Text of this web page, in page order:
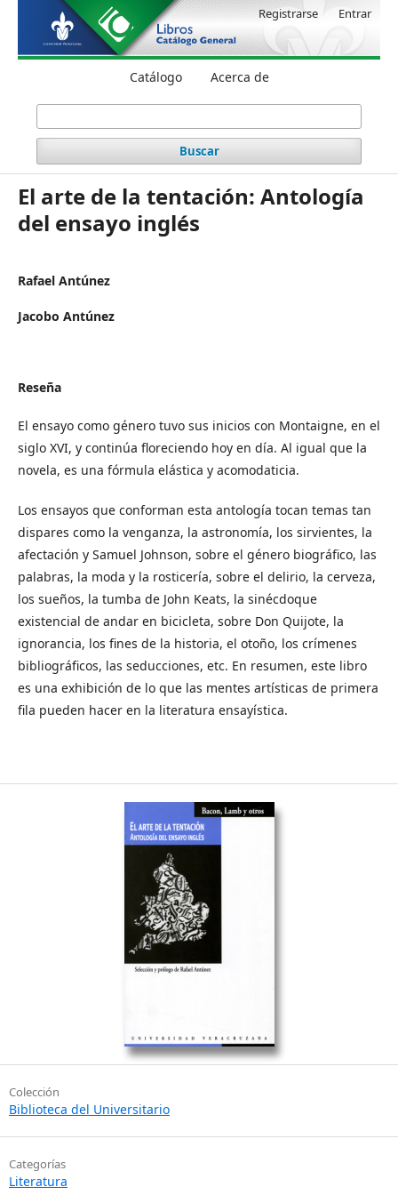
Catálogo Acerca de
Buscar
Registrarse Entrar
El arte de la tentación: Antología
del ensayo inglés
Rafael Antúnez
Jacobo Antúnez
Reseña
El ensayo como género tuvo sus inicios con Montaigne, en el
siglo XVI, y continúa floreciendo hoy en día. Al igual que la
novela, es una fórmula elástica y acomodaticia.
Los ensayos que conforman esta antología tocan temas tan
dispares como la venganza, la astronomía, los sirvientes, la
afectación y Samuel Johnson, sobre el género biográfico, las
palabras, la moda y la rosticería, sobre el delirio, la cerveza,
los sueños, la tumba de John Keats, la sinécdoque
existencial de andar en bicicleta, sobre Don Quijote, la
ignorancia, los fines de la historia, el otoño, los crímenes
bibliográficos, las seducciones, etc. En resumen, este libro
es una exhibición de lo que las mentes artísticas de primera
fila pueden hacer en la literatura ensayística.
Colección
Biblioteca del Universitario
Categorías
Literatura